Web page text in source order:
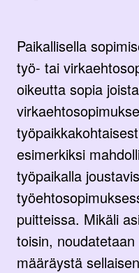
Paikallisella
työ- tai
oikeutta sopia
esimerkiksi
työpaikalla
puitteissa. Mikäli
toisin,
määräystä